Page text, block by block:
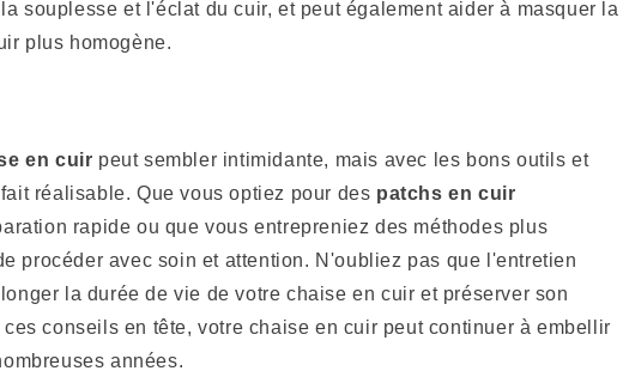
souplesse et l'éclat du cuir, et peut également aider à masquer la
plus homogène.
en cuir peut sembler intimidante, mais avec les bons outils et
réalisable. Que vous optiez pour des patchs en cuir
rapide ou que vous entrepreniez des méthodes plus
procéder avec soin et attention. N'oubliez pas que l'entretien
la durée de vie de votre chaise en cuir et préserver son
conseils en tête, votre chaise en cuir peut continuer à embellir
années.